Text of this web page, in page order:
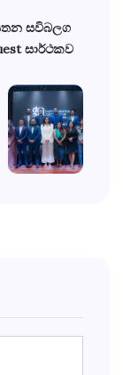
සවිබලග
සාර්ථකව